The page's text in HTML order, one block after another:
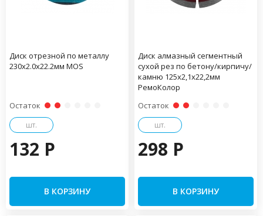
Диск отрезной по металлу
230х2.0х22.2мм MOS
Остаток
шт.
132 P
В КОРЗИНУ
Диск алмазный сегментный
сухой рез по бетону/кирпичу/
камню 125х2,1х22,2мм
РемоКолор
Остаток
шт.
298 P
В КОРЗИНУ